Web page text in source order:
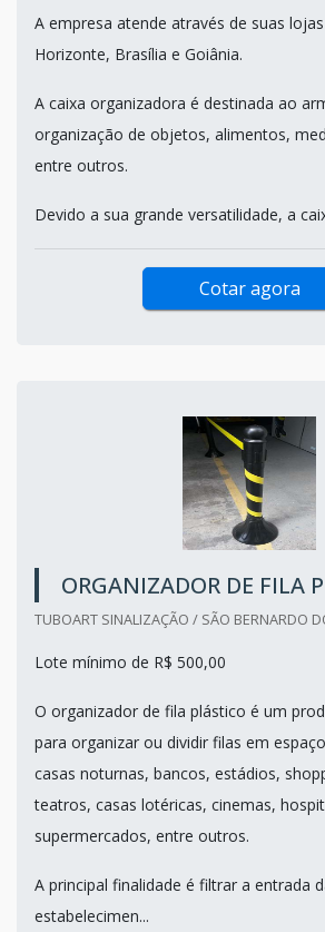
A empresa atende através de suas
Horizonte, Brasília e Goiânia.
A caixa organizadora é destinada ao
organização de objetos, alimentos,
entre outros.
Devido a sua grande versatilidade, a
Cotar agora
ORGANIZADOR DE FILA
TUBOART SINALIZAÇÃO / SÃO BERNARDO
Lote mínimo de R$ 500,00
O organizador de fila plástico é um
para organizar ou dividir filas em
casas noturnas, bancos, estádios,
teatros, casas lotéricas, cinemas,
supermercados, entre outros.
A principal finalidade é filtrar a entrada
estabelecimen...